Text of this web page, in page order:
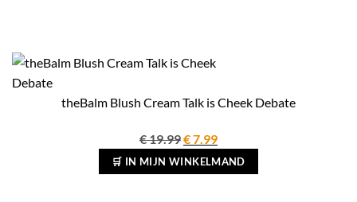
theBalm Blush Cream Talk is Cheek Debate
€19.99Oorspronkelijke
prijs
was:
€7.99Huidige
prijs
is:
🛒 IN MIJN WINKELMAND